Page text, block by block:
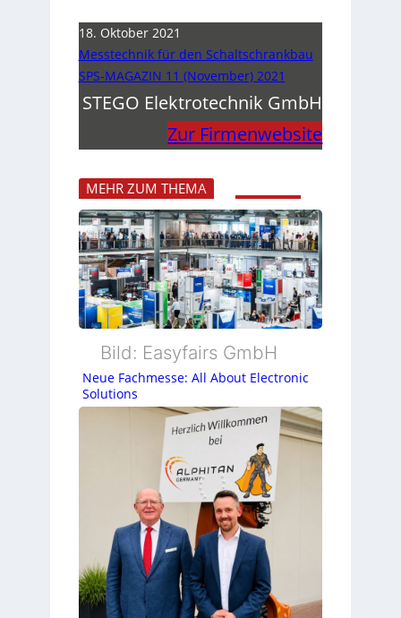
18. Oktober 2021
Messtechnik für den Schaltschrankbau
SPS-MAGAZIN 11 (November) 2021
STEGO Elektrotechnik GmbH
Zur Firmenwebsite
MEHR ZUM THEMA
Bild: Easyfairs GmbH
Neue Fachmesse: All About Electronic
Solutions